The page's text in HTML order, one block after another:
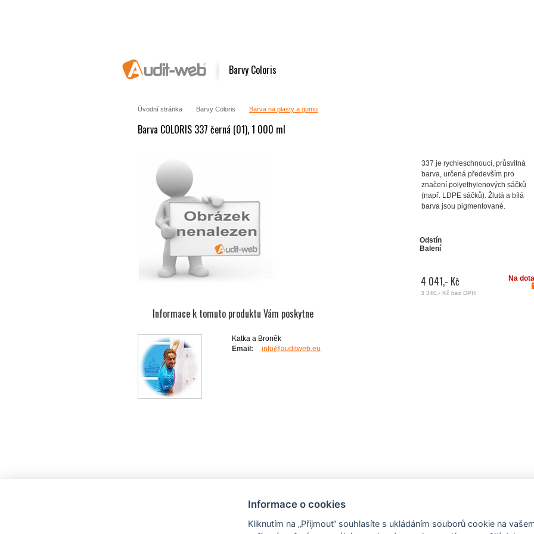
Barvy Coloris
Úvodní stránka Barvy Coloris Barva na plasty a gumu
Barva COLORIS 337 černá (01), 1 000 ml
Informace k tomuto produktu Vám poskytne
Katka a Broněk
info@auditweb.eu
Email:
337 je rychleschnoucí, průsvitná
barva, určená především pro
značení polyethylenových sáčků
(např. LDPE sáčků). Žlutá a bílá
barva jsou pigmentované.
Odstín
Balení
4 041,- Kč
3 340,- Kč bez DPH
Na
Informace o cookies
Kliknutím na „Přijmout“ souhlasíte s ukládáním souborů cookie na